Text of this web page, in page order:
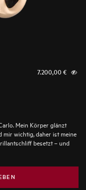
7.200,00 €
Mein Körper glänzt
mir wichtig, daher ist meine
besetzt – und